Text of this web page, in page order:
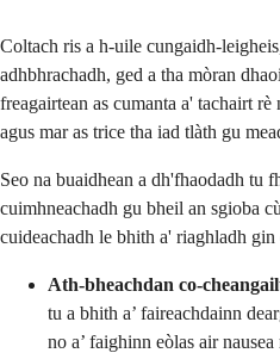
Coltach ris a h-uile cungaidh-
adhbhrachadh, ged a tha mòran
freagairtean as cumanta a' tachairt
agus mar as trice tha iad tlàth gu
Seo na buaidhean a dh'fhaodadh tu
cuimhneachadh gu bheil an sgioba
cuideachadh le bhith a' riaghladh gin
Ath-bheachdan co-
tu a bhith a’ faireachdainn
no a’ faighinn eòlas air